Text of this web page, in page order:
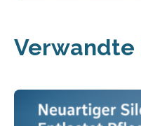
Verwandte